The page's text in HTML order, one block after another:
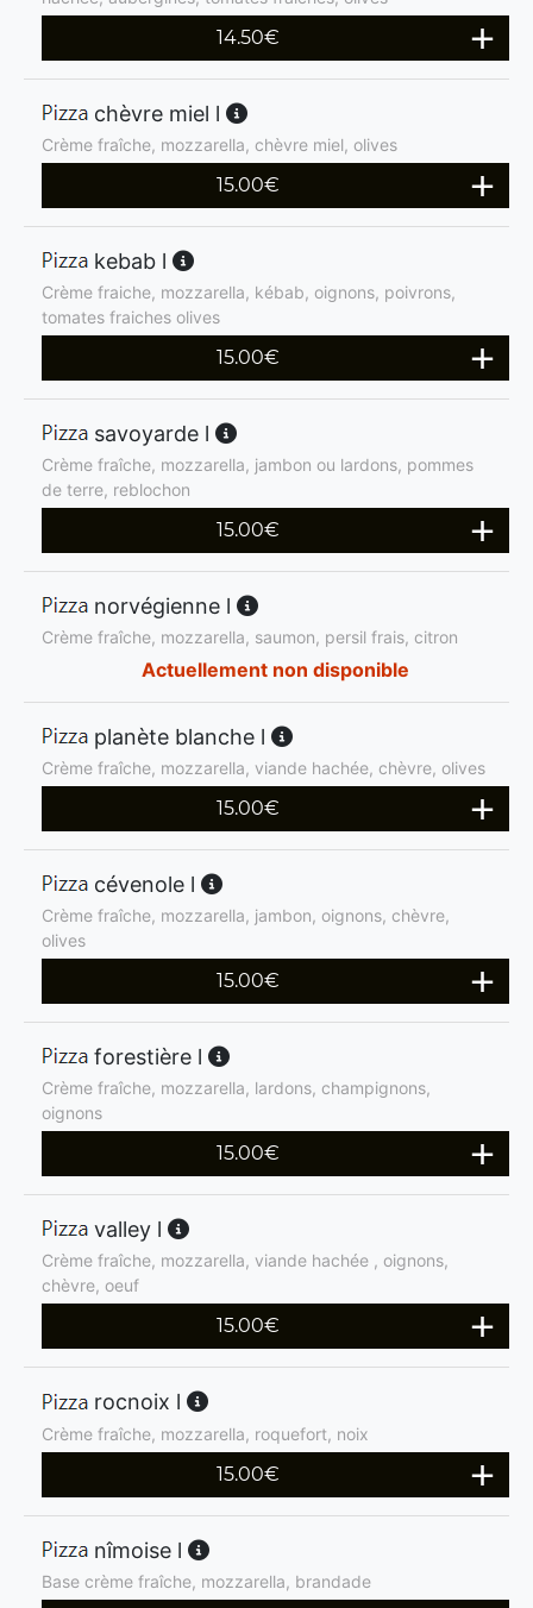
14.50€
chèvre miel l
Crème fraîche, mozzarella, chèvre miel, olives
15.00€
kebab l
Crème fraiche, mozzarella, kébab, oignons, poivrons,
tomates fraiches olives
15.00€
savoyarde l
Crème fraîche, mozzarella, jambon ou lardons, pommes
de terre, reblochon
15.00€
norvégienne l
Crème fraîche, mozzarella, saumon, persil frais, citron
Actuellement non disponible
planète blanche l
Crème fraîche, mozzarella, viande hachée, chèvre, olives
15.00€
cévenole l
Crème fraîche, mozzarella, jambon, oignons, chèvre,
olives
15.00€
forestière l
Crème fraîche, mozzarella, lardons, champignons,
oignons
15.00€
valley l
Crème fraîche, mozzarella, viande hachée , oignons,
chèvre, oeuf
15.00€
rocnoix l
Crème fraîche, mozzarella, roquefort, noix
15.00€
nîmoise l
Base crème fraîche, mozzarella, brandade